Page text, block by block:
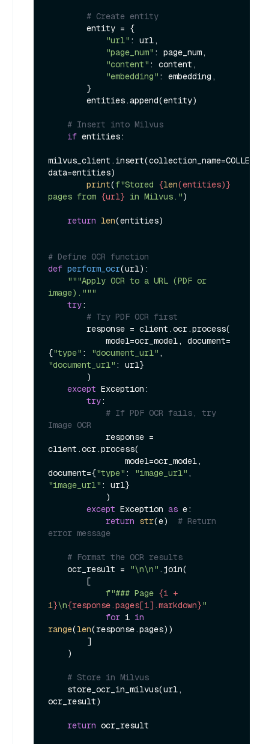
# Create entity
"url" : url,
"page_num" : page_num,
"content" : content,
"embedding" : embedding,
# Insert into Milvus
if entities:
data=entities)
print(f"Stored {len(entities)}
pages from {url} in Milvus.")
return len(entities)
# Define OCR function
def perform_ocr(url):
"""Apply OCR to a URL (PDF or
image)."""
try:
# Try PDF OCR first
{"type" : "document_url"
"document_url" : url}
except Exception:
try:
# If PDF OCR fails, try
Image OCR
client.ocr.process(
document={"type" : "image_url"
"image_url" : url}
except Exception as e:
return str(e) # Return
error message
# Format the OCR results
    ocr_result =
"\n\n" .join(
f"### Page
1}\n{response.pages[i].markdown}"
for i in
range(len(response.pages))
# Store in Milvus
ocr_result)
return ocr_result